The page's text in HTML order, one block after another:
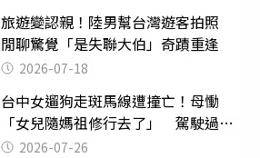
旅遊變認親！陸男幫台灣遊客拍照
閒聊驚覺「是失聯大伯」奇蹟重逢
2026-07-18
台中女遛狗走斑馬線遭撞亡！母慟
「女兒隨媽祖修行去了」 駕駛過失
致死判9月
2026-07-26